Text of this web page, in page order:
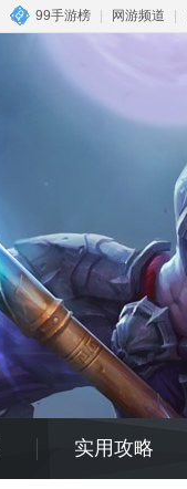
99手游榜 网游频道
实用攻略